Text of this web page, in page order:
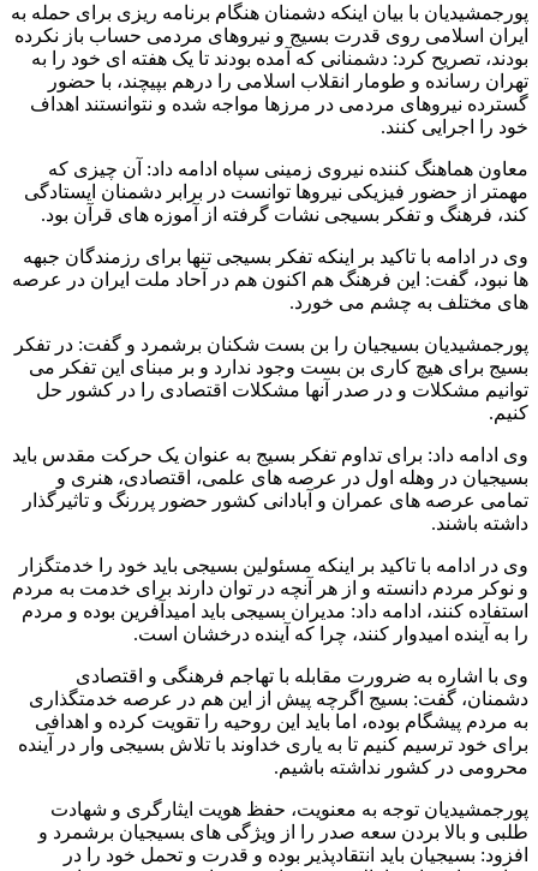
پورجمشیدیان با بیان اینکه دشمنان هنگام برنامه ریزی برای حمله به
ایران اسلامی روی قدرت بسیج و نیروهای مردمی حساب باز نکرده
بودند، تصریح کرد: دشمنانی که آمده بودند تا یک هفته ای خود را به
تهران رسانده و طومار انقلاب اسلامی را درهم بپیچند، با حضور
گسترده نیروهای مردمی در مرزها مواجه شده و نتوانستند اهداف
خود را اجرایی کنند.
معاون هماهنگ کننده نیروی زمینی سپاه ادامه داد: آن چیزی که
مهمتر از حضور فیزیکی نیروها توانست در برابر دشمنان ایستادگی
کند، فرهنگ و تفکر بسیجی نشات گرفته از آموزه های قرآن بود.
وی در ادامه با تاکید بر اینکه تفکر بسیجی تنها برای رزمندگان جبهه
ها نبود، گفت: این فرهنگ هم اکنون هم در آحاد ملت ایران در عرصه
های مختلف به چشم می خورد.
پورجمشیدیان بسیجیان را بن بست شکنان برشمرد و گفت: در تفکر
بسیج برای هیچ کاری بن بست وجود ندارد و بر مبنای این تفکر می
توانیم مشکلات و در صدر آنها مشکلات اقتصادی را در کشور حل
کنیم.
وی ادامه داد: برای تداوم تفکر بسیج به عنوان یک حرکت مقدس باید
بسیجیان در وهله اول در عرصه های علمی، اقتصادی، هنری و
تمامی عرصه های عمران و آبادانی کشور حضور پررنگ و تاثیرگذار
داشته باشند.
وی در ادامه با تاکید بر اینکه مسئولین بسیجی باید خود را خدمتگزار
و نوکر مردم دانسته و از هر آنچه در توان دارند برای خدمت به مردم
استفاده کنند، ادامه داد: مدیران بسیجی باید امیدآفرین بوده و مردم
را به آینده امیدوار کنند، چرا که آینده درخشان است.
وی با اشاره به ضرورت مقابله با تهاجم فرهنگی و اقتصادی
دشمنان، گفت: بسیج اگرچه پیش از این هم در عرصه خدمتگذاری
به مردم پیشگام بوده، اما باید این روحیه را تقویت کرده و اهدافی
برای خود ترسیم کنیم تا به یاری خداوند با تلاش بسیجی وار در آینده
محرومی در کشور نداشته باشیم.
پورجمشیدیان توجه به معنویت، حفظ هویت ایثارگری و شهادت
طلبی و بالا بردن سعه صدر را از ویژگی های بسیجیان برشمرد و
افزود: بسیجیان باید انتقادپذیر بوده و قدرت و تحمل خود را در